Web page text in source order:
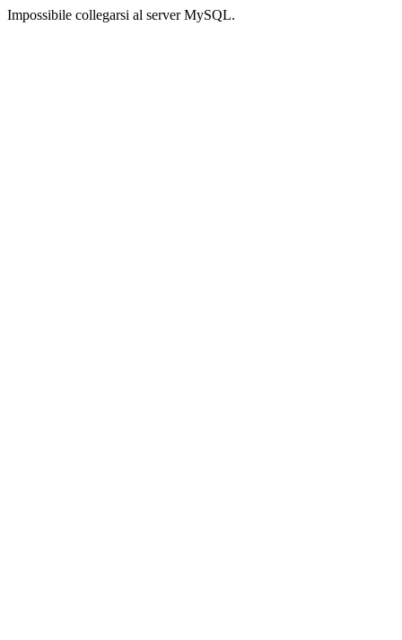
Impossibile collegarsi al server MySQL.